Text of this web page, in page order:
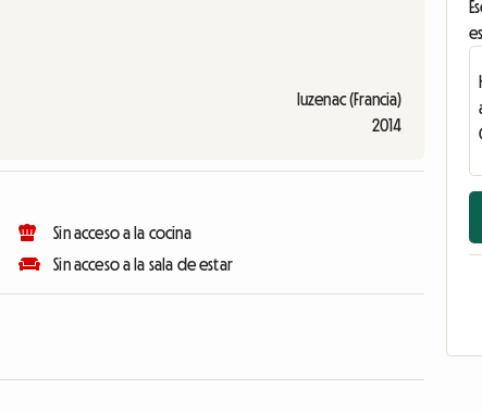
luzenac (Francia)
2014
Sin acceso a la cocina
Sin acceso a la sala de estar